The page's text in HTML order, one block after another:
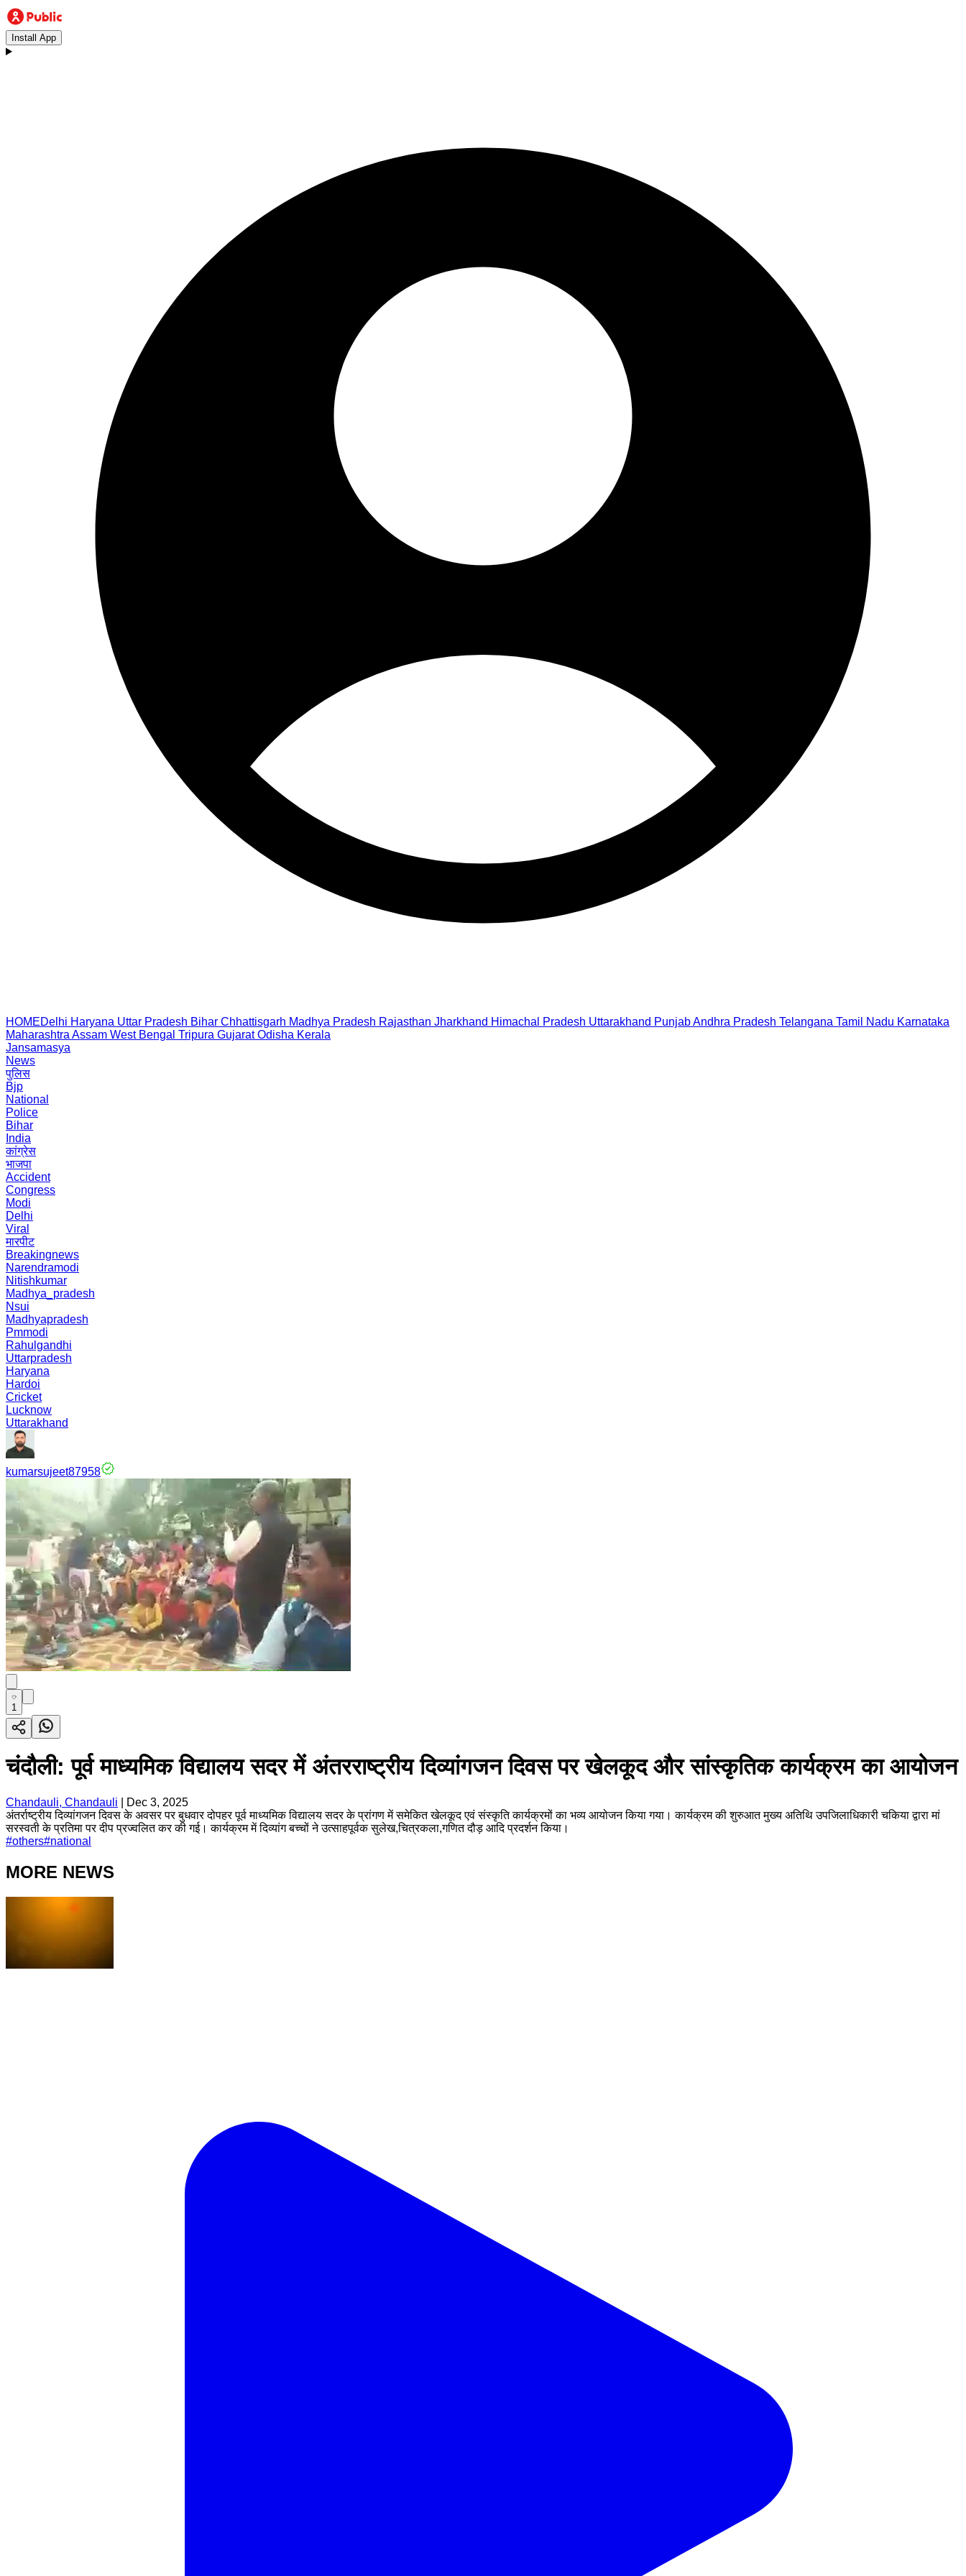
Install App
HOMEDelhi Haryana Uttar Pradesh Bihar Chhattisgarh Madhya Pradesh Rajasthan Jharkhand Himachal Pradesh Uttarakhand PunjabAndhra Pradesh Telangana Tamil Nadu Karnataka
Maharashtra Assam West Bengal Tripura Gujarat Odisha Kerala
Jansamasya
News
पुलिस
Bjp
National
Police
Bihar
India
कांग्रेस
भाजपा
Accident
Congress
Modi
Delhi
Viral
मारपीट
Breakingnews
Narendramodi
Nitishkumar
Madhya_pradesh
Nsui
Madhyapradesh
Pmmodi
Rahulgandhi
Uttarpradesh
Haryana
Hardoi
Cricket
Lucknow
Uttarakhand
kumarsujeet87958
1
चंदौली: पूर्व माध्यमिक विद्यालय सदर में अंतरराष्ट्रीय दिव्यांगजन दिवस पर खेलकूद और सांस्कृतिक कार्यक्रम का आयोजन
Chandauli, Chandauli
Dec 3, 2025
अंतर्राष्ट्रीय दिव्यांगजन दिवस के अवसर पर बुधवार दोपहर पूर्व माध्यमिक विद्यालय सदर के प्रांगण में समेकित खेलकूद एवं संस्कृति कार्यक्रमों का भव्य आयोजन किया गया। कार्यक्रम की शुरुआत मुख्य अतिथि उपजिलाधिकारी चकिया द्वारा मां
सरस्वती के प्रतिमा पर दीप प्रज्वलित कर की गई। कार्यक्रम में दिव्यांग बच्चों ने उत्साहपूर्वक सुलेख,चित्रकला,गणित दौड़ आदि प्रदर्शन किया।
#others#national
MORE NEWS